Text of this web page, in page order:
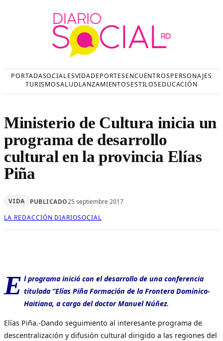
PORTADASOCIALESVIDADEPORTESENCUENTROSPERSONAJES
TURISMOSALUDLANZAMIENTOSESTILOSEDUCACIÓN
Ministerio de Cultura inicia un
programa de desarrollo
cultural en la provincia Elías
Piña
VIDA PUBLICADO25 septiembre 2017
LA REDACCIÓN DIARIOSOCIAL
E l programa inició con el desarrollo de una conferencia
titulada ‘’Elías Piña Formación de la Frontera Dominico-
Haitiana, a cargo del doctor Manuel Núñez.
Elías Piña.-Dando seguimiento al interesante programa de
descentralización y difusión cultural dirigido a las regiones del